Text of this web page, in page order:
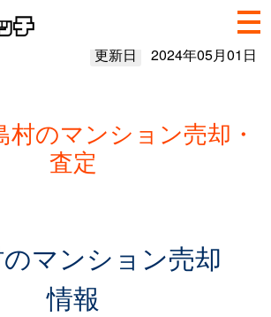
更新日 2024年05月01日
村のマンション売却・
査定
マンション売却
情報